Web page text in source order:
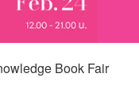
Book Fair